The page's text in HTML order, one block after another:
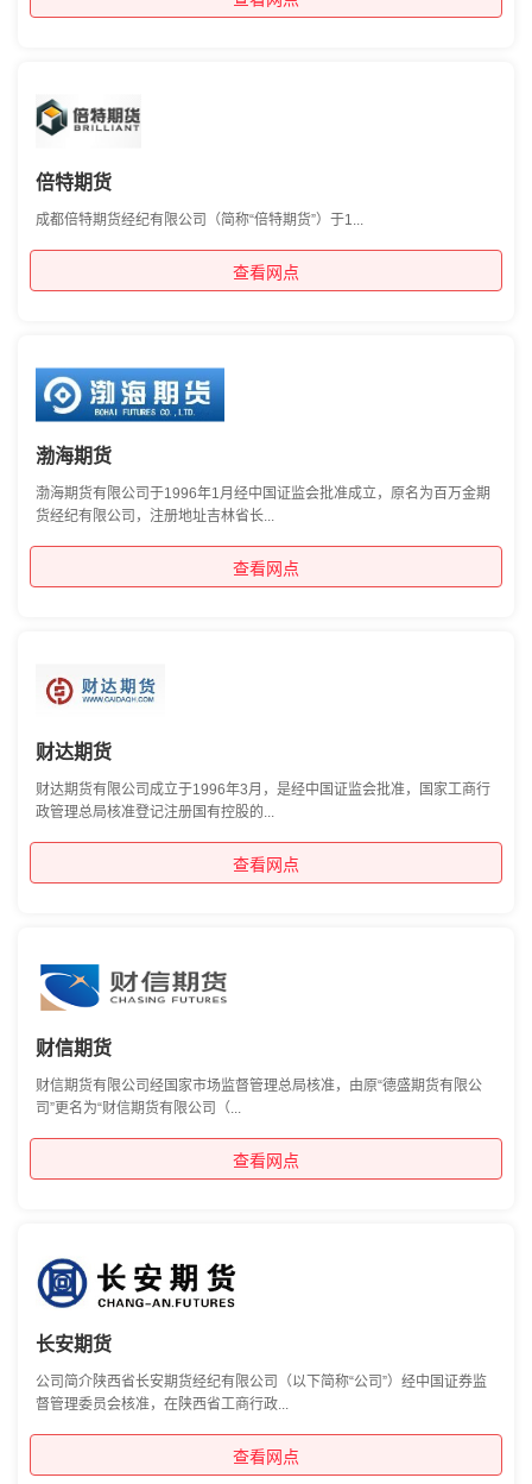
倍特期货
成都倍特期货经纪有限公司（简称“倍特期货”）于1...
查看网点
渤海期货
渤海期货有限公司于1996年1月经中国证监会批准成立，原名为百万金期
货经纪有限公司，注册地址吉林省长...
查看网点
财达期货
财达期货有限公司成立于1996年3月，是经中国证监会批准，国家工商行
政管理总局核准登记注册国有控股的...
查看网点
财信期货
财信期货有限公司经国家市场监督管理总局核准，由原“德盛期货有限公
司”更名为“财信期货有限公司（...
查看网点
长安期货
公司简介陕西省长安期货经纪有限公司（以下简称“公司”）经中国证券监
督管理委员会核准，在陕西省工商行政...
查看网点